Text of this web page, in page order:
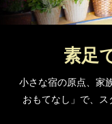
素足
小さな宿の原点、家
おもてなし」で、